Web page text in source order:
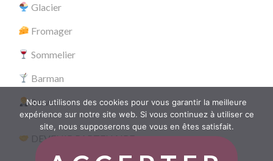
Glacier
Fromager
Sommelier
Barman
Serveur
DEVENIR PARTENAIRE
Nous utilisons des cookies pour vous garantir la meilleure
expérience sur notre site web. Si vous continuez à utiliser ce
site, nous supposerons que vous en êtes satisfait.